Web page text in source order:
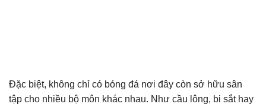
Đặc biệt, không chỉ có bóng đá nơi đây còn sở hữu sân
tập cho nhiều bộ môn khác nhau. Như cầu lông, bi sắt hay